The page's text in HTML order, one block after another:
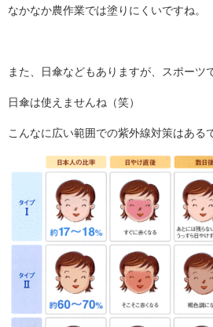
なかなか農作業では塗りにくいですね。
また、日傘などもありますが、スポーツ
日傘は使えませんね（笑）
こんなに広い範囲での紫外線対策はある